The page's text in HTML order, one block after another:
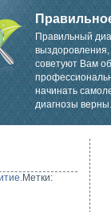
Правильный
советуют Вам
начинать
диагнозы
.Метки: